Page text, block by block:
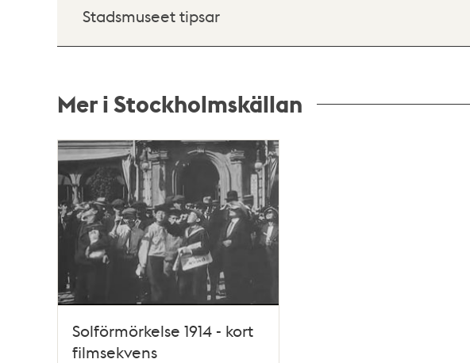
Stadsmuseet tipsar
Mer i Stockholmskällan
Relaterade
poster
och
teman
Solförmörkelse 1914 - kort
filmsekvens